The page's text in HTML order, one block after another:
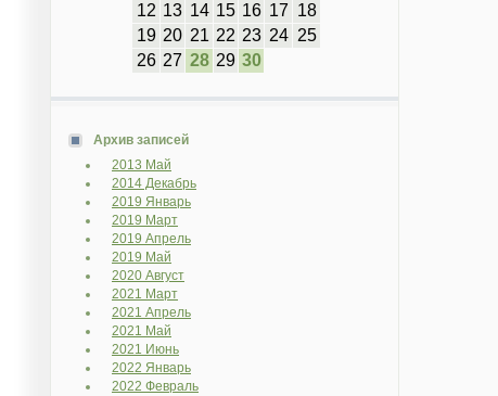
12 13 14 15 16 17 18
19 20 21 22 23 24 25
26 27 28 29 30
Архив записей
2013 Май
2014 Декабрь
2019 Январь
2019 Март
2019 Апрель
2019 Май
2020 Август
2021 Март
2021 Апрель
2021 Май
2021 Июнь
2022 Январь
2022 Февраль